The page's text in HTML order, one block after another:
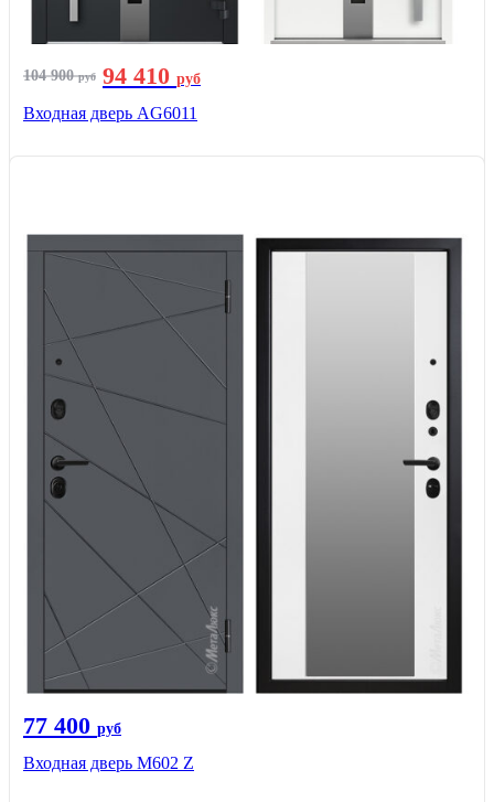
104 900руб 94 410 руб
Входная дверь AG6011
77 400 руб
Входная дверь М602 Z